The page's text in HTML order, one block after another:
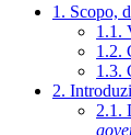
1. Scopo,
1.1.
1.2.
1.3.
2.
2.1.